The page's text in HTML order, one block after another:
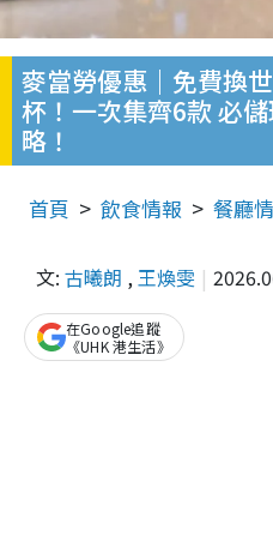
麥當勞優惠｜免費換
杯！一次集齊6款 必
略！
首頁 飲食情報 餐廳
文: 古曦朗 ,王煥雯
在Google追蹤
《UHK 港生活》